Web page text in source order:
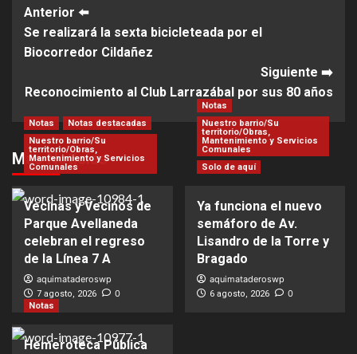
Post
Navigation
Anterior ⬅️
Se realizará la sexta bicicleteada por el
Biocorredor Cildañez
Siguiente ➡️
Reconocimiento al Club Larrazábal por sus 80 años
Más Noticias
Notas
Notas destacadas
Nuestro barrio/Su
territorio/Obras,
Mantenimiento y Servicios
Comunales
Vecinas y Vecinos de
Parque Avellaneda
celebran el regreso
de la Línea 7 A
aquimataderoswp
7 agosto, 2026 0
Notas
Nuestro barrio/Su
territorio/Obras,
Mantenimiento y Servicios
Comunales
Solo de aquí
Ya funciona el nuevo
semáforo de Av.
Lisandro de la Torre y
Bragado
aquimataderoswp
6 agosto, 2026 0
Notas
Hemeroteca Pública